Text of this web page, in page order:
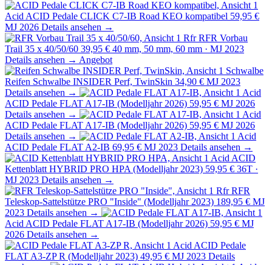
Acid ACID Pedale CLICK C7-IB Road KEO kompatibel 59,95 €
MJ 2026 Details ansehen →
Rfr RFR Vorbau
Trail 35 x 40/50/60 39,95 € 40 mm, 50 mm, 60 mm · MJ 2023
Details ansehen → Angebot
Schwalbe
Reifen Schwalbe INSIDER Perf, TwinSkin 34,90 € MJ 2023
Details ansehen →
Acid
ACID Pedale FLAT A17-IB (Modelljahr 2026) 59,95 € MJ 2026
Details ansehen →
Acid
ACID Pedale FLAT A17-IB (Modelljahr 2026) 59,95 € MJ 2026
Details ansehen →
Acid
ACID Pedale FLAT A2-IB 69,95 € MJ 2023 Details ansehen →
Acid ACID
Kettenblatt HYBRID PRO HPA (Modelljahr 2023) 59,95 € 36T ·
MJ 2023 Details ansehen →
Rfr RFR
Teleskop-Sattelstütze PRO "Inside" (Modelljahr 2023) 189,95 € MJ
2023 Details ansehen →
Acid ACID Pedale FLAT A17-IB (Modelljahr 2026) 59,95 € MJ
2026 Details ansehen →
Acid ACID Pedale
FLAT A3-ZP R (Modelljahr 2023) 49,95 € MJ 2023 Details